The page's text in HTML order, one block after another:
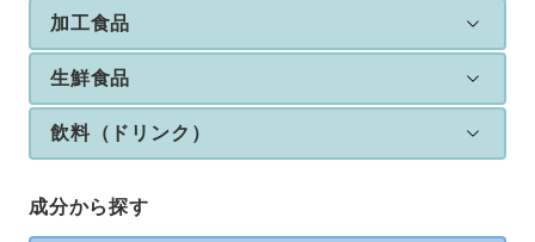
加工食品
生鮮食品
飲料（ドリンク）
成分から探す